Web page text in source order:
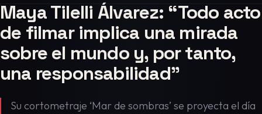
Maya Tilelli Álvarez: “Todo acto
de filmar implica una mirada
sobre el mundo y, por tanto,
una responsabilidad”
Su cortometraje ‘Mar de sombras’ se proyecta el día